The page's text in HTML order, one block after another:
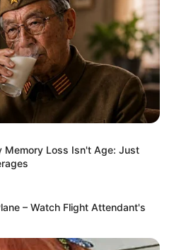
Memory Loss Isn't Age: Just
– Watch Flight Attendant's